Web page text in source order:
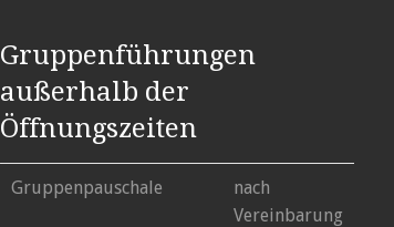
Gruppenführungen
außerhalb der
Öffnungszeiten
Gruppenpauschale
nach
Vereinbarung